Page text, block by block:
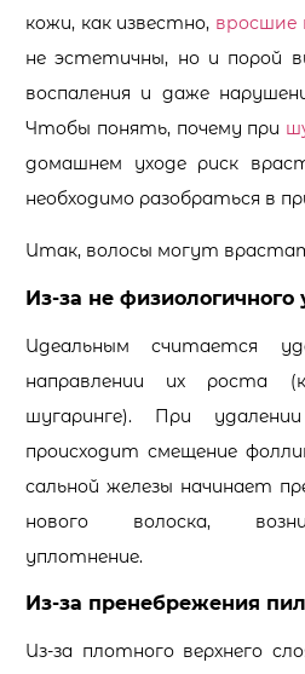
кожи, как известно, вросшие
не эстетичны, но и порой
воспаления и даже
Чтобы понять, почему при
домашнем уходе риск
необходимо разобраться в
Итак, волосы могут
Из-за не физиологичного
Идеальным считается
направлении их роста
шугаринге). При
происходит смещение
сальной железы начинает
нового волоска,
уплотнение.
Из-за пренебрежения
Из-за плотного верхнего